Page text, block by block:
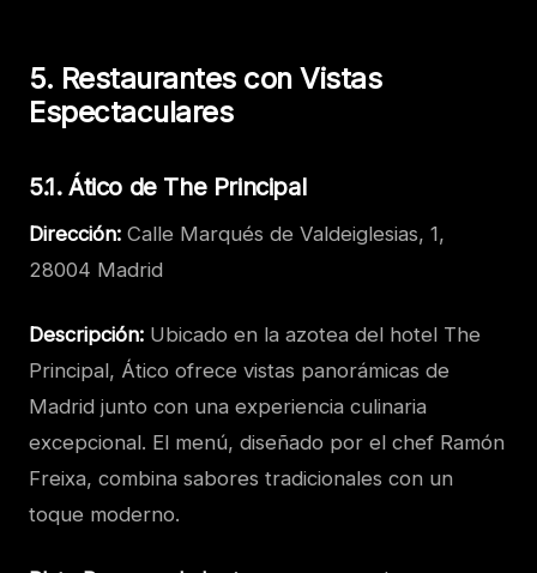
5. Restaurantes con Vistas
Espectaculares
5.1. Ático de The Principal
Dirección: Calle Marqués de Valdeiglesias, 1,
28004 Madrid
Descripción: Ubicado en la azotea del hotel The
Principal, Ático ofrece vistas panorámicas de
Madrid junto con una experiencia culinaria
excepcional. El menú, diseñado por el chef Ramón
Freixa, combina sabores tradicionales con un
toque moderno.